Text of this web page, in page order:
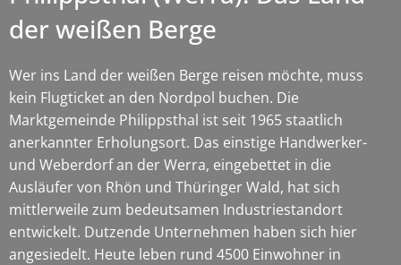
der weißen Berge
Wer ins Land der weißen Berge reisen möchte, muss
kein Flugticket an den Nordpol buchen. Die
Marktgemeinde Philippsthal ist seit 1965 staatlich
anerkannter Erholungsort. Das einstige Handwerker-
und Weberdorf an der Werra, eingebettet in die
Ausläufer von Rhön und Thüringer Wald, hat sich
mittlerweile zum bedeutsamen Industriestandort
entwickelt. Dutzende Unternehmen haben sich hier
angesiedelt. Heute leben rund 4500 Einwohner in